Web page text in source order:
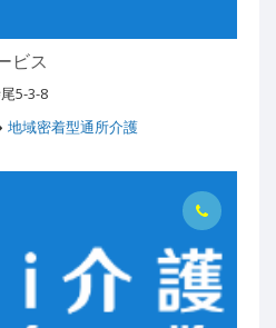
ビス
5-3-8
地域密着型通所介護